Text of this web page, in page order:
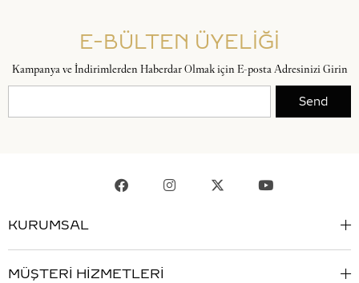
E-BÜLTEN ÜYELİĞİ
Kampanya ve İndirimlerden Haberdar Olmak için E-posta Adresinizi Girin
Send
KURUMSAL
MÜŞTERİ HİZMETLERİ